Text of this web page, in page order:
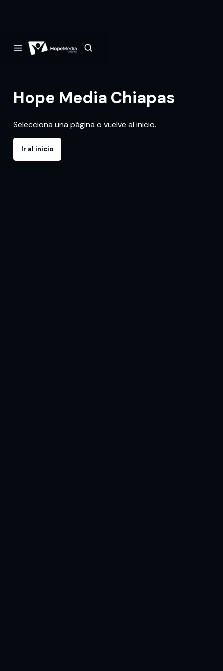
Hope Media Chiapas
Selecciona una página o vuelve al inicio.
Ir al inicio